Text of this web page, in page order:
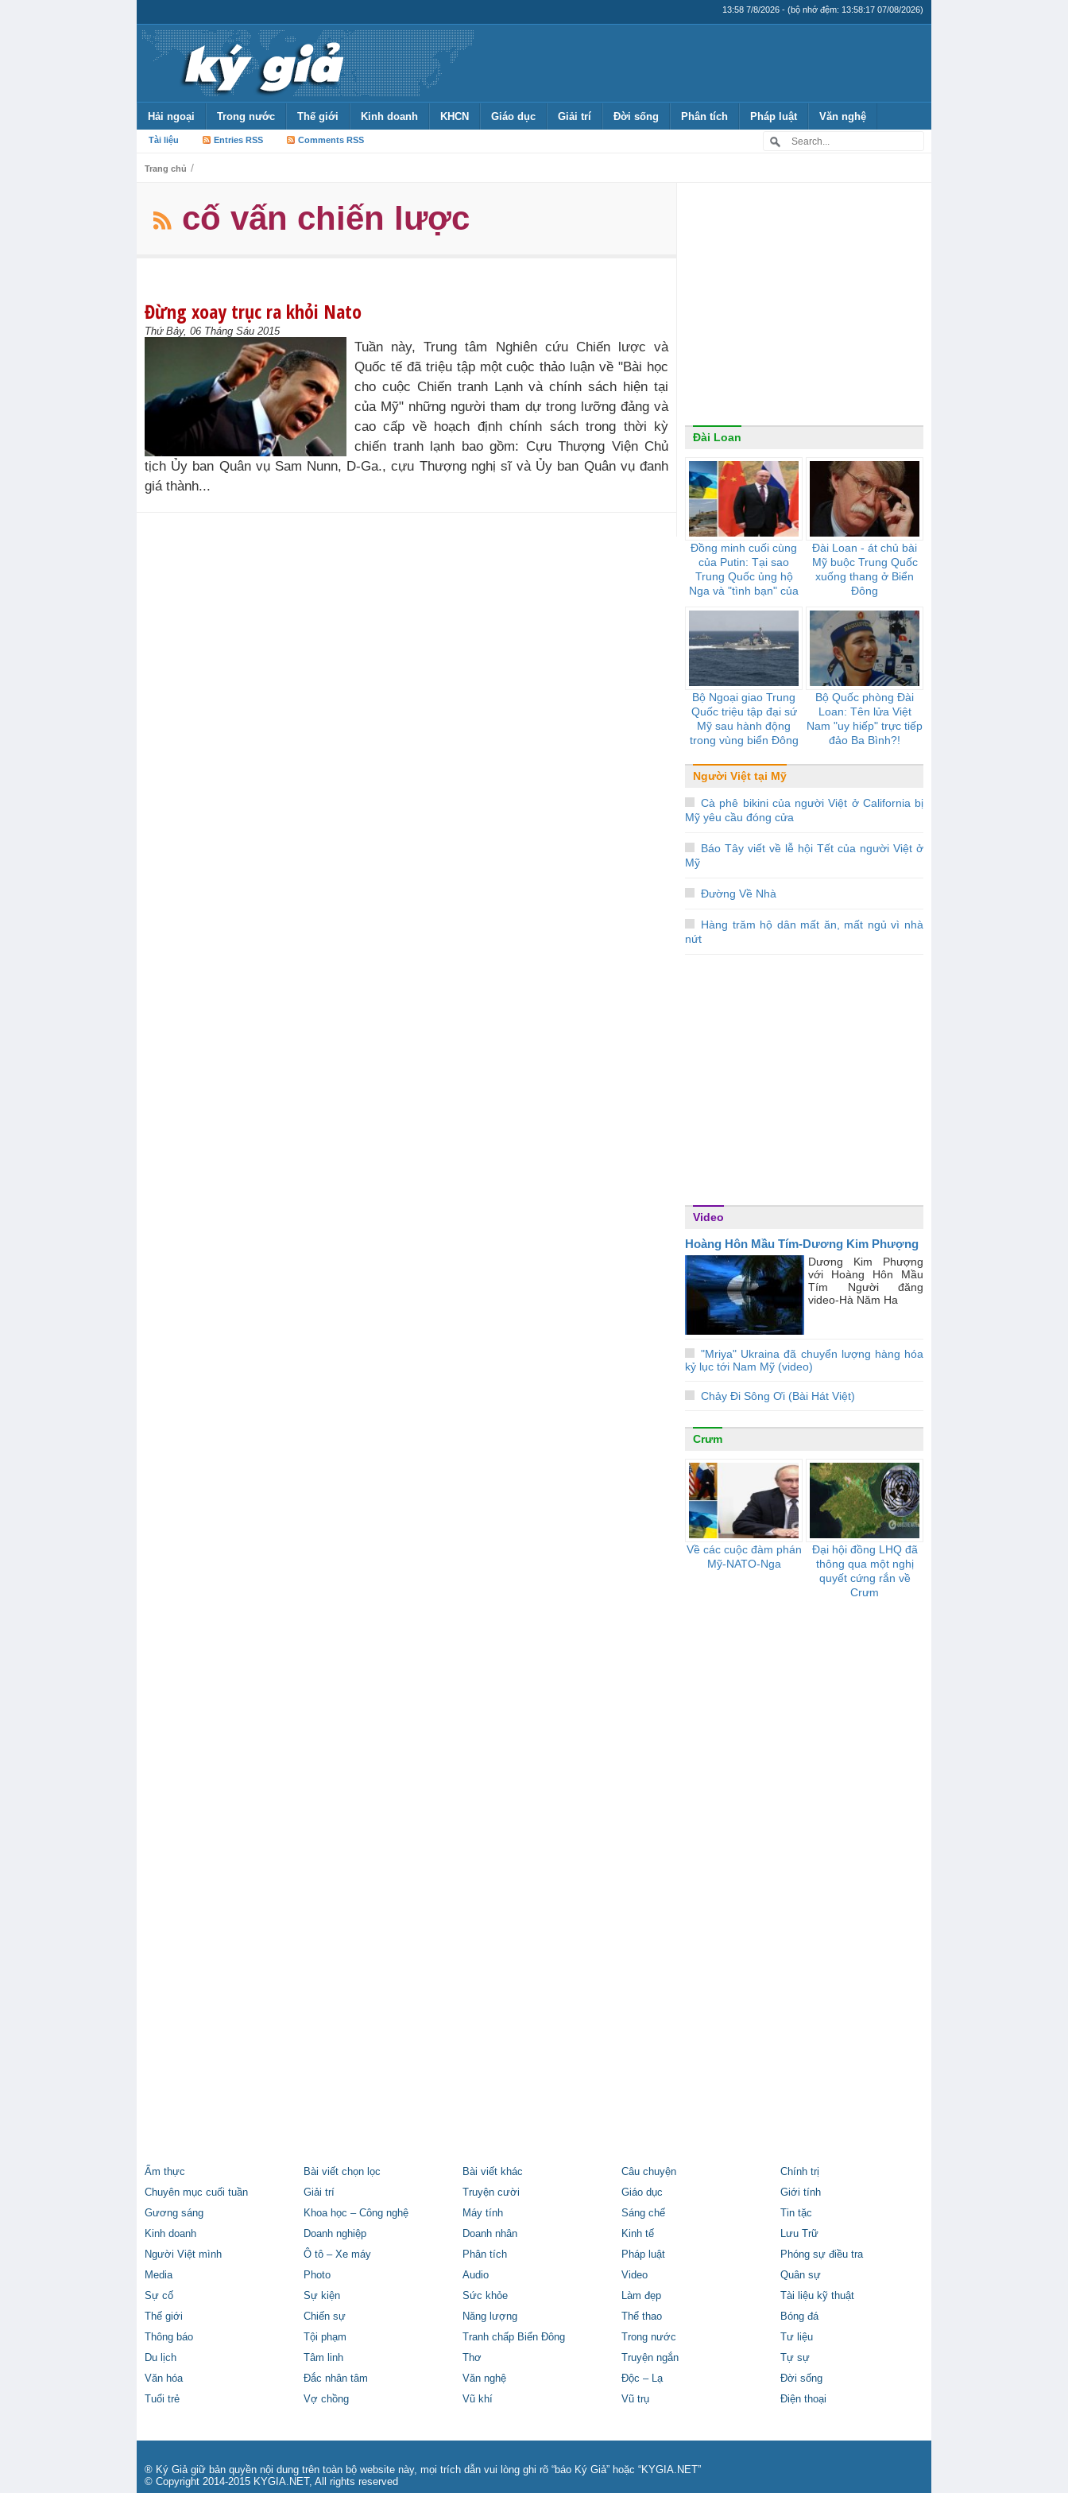
13:58 7/8/2026 - (bộ nhớ đệm: 13:58:17 07/08/2026)
Hải ngoại Trong nước Thế giới Kinh doanh KHCN Giáo dục Giải trí Đời sống Phân tích Pháp luật Văn nghệ
Tài liệu Entries RSS Comments RSS
Trang chủ /
cố vấn chiến lược
Đừng xoay trục ra khỏi Nato
Thứ Bảy, 06 Tháng Sáu 2015
Tuần này, Trung tâm Nghiên cứu Chiến lược và
Quốc tế đã triệu tập một cuộc thảo luận về "Bài học
cho cuộc Chiến tranh Lạnh và chính sách hiện tại
của Mỹ" những người tham dự trong lưỡng đảng và
cao cấp về hoạch định chính sách trong thời kỳ
chiến tranh lạnh bao gồm: Cựu Thượng Viện Chủ
tịch Ủy ban Quân vụ Sam Nunn, D-Ga., cựu Thượng nghị sĩ và Ủy ban Quân vụ đanh
giá thành...
Đài Loan
Đồng minh cuối cùng
của Putin: Tại sao
Trung Quốc ủng hộ
Nga và "tình bạn" của
Đài Loan - át chủ bài
Mỹ buộc Trung Quốc
xuống thang ở Biển
Đông
Bộ Ngoại giao Trung
Quốc triệu tập đại sứ
Mỹ sau hành động
trong vùng biển Đông
Bộ Quốc phòng Đài
Loan: Tên lửa Việt
Nam "uy hiếp" trực tiếp
đảo Ba Bình?!
Người Việt tại Mỹ
Cà phê bikini của người Việt ở California bị
Mỹ yêu cầu đóng cửa
Báo Tây viết về lễ hội Tết của người Việt ở
Mỹ
Đường Về Nhà
Hàng trăm hộ dân mất ăn, mất ngủ vì nhà
nứt
Video
Hoàng Hôn Mầu Tím-Dương Kim Phượng
Dương Kim Phượng
với Hoàng Hôn Mầu
Tím Người đăng
video-Hà Năm Ha
"Mriya" Ukraina đã chuyển lượng hàng hóa
kỷ lục tới Nam Mỹ (video)
Chảy Đi Sông Ơi (Bài Hát Việt)
Crưm
Về các cuộc đàm phán
Mỹ-NATO-Nga
Đại hội đồng LHQ đã
thông qua một nghị
quyết cứng rắn về
Crưm
Ẩm thực Bài viết chọn lọc Bài viết khác Câu chuyện
Chính trị
Chuyên mục cuối tuần
Giải trí Truyện cười Giáo dục
Giới tính
Gương sáng
Khoa học – Công nghệ Máy tính Sáng chế
Tin tặc
Kinh doanh
Doanh nghiệp Doanh nhân Kinh tế
Lưu Trữ
Người Việt mình
Ô tô – Xe máy Phân tích Pháp luật
Phóng sự điều tra
Media
Photo Audio Video
Quân sự
Sự cố
Sự kiện Sức khỏe Làm đẹp
Tài liệu kỹ thuật
Thế giới
Chiến sự Năng lượng Thể thao
Bóng đá
Thông báo
Tội phạm Tranh chấp Biển Đông Trong nước
Tư liệu
Du lịch
Tâm linh Thơ Truyện ngắn
Tự sự
Văn hóa
Đắc nhân tâm Văn nghệ Độc – Lạ
Đời sống
Tuổi trẻ
Vợ chồng Vũ khí Vũ trụ Điện thoại
® Ký Giả giữ bản quyền nội dung trên toàn bộ website này, mọi trích dẫn vui lòng ghi rõ “báo Ký Giả” hoặc “KYGIA.NET”
© Copyright 2014-2015 KYGIA.NET, All rights reserved